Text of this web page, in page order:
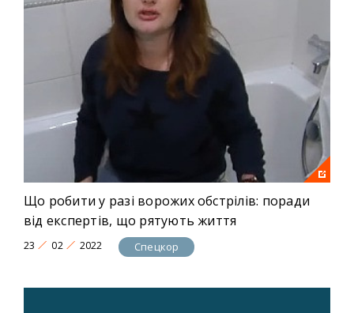
Що робити у разі ворожих обстрілів: поради
від експертів, що рятують життя
23 02 2022 Спецкор